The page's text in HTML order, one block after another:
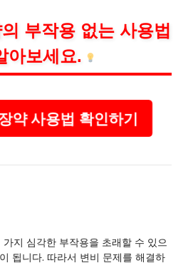
부작용 없는 사용법
아보세요.
약 사용법 확인하기
지 심각한 부작용을 초래할 수 있으
됩니다. 따라서 변비 문제를 해결하